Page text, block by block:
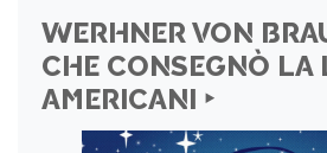
WERHNER VON
CHE CONSEGNÒ LA
AMERICANI ‣